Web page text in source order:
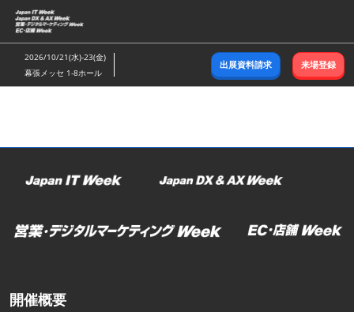
ス
キ
ッ
し
む
2026/10/21(水)-23(金)
幕張メッセ 1-8ホール
出展資料請求 来場登録
開催概要